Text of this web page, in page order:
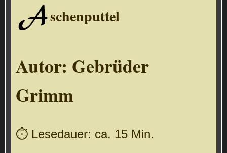
A
schenputtel
Autor: Gebrüder
Grimm
⏱ Lesedauer: ca. 15 Min.